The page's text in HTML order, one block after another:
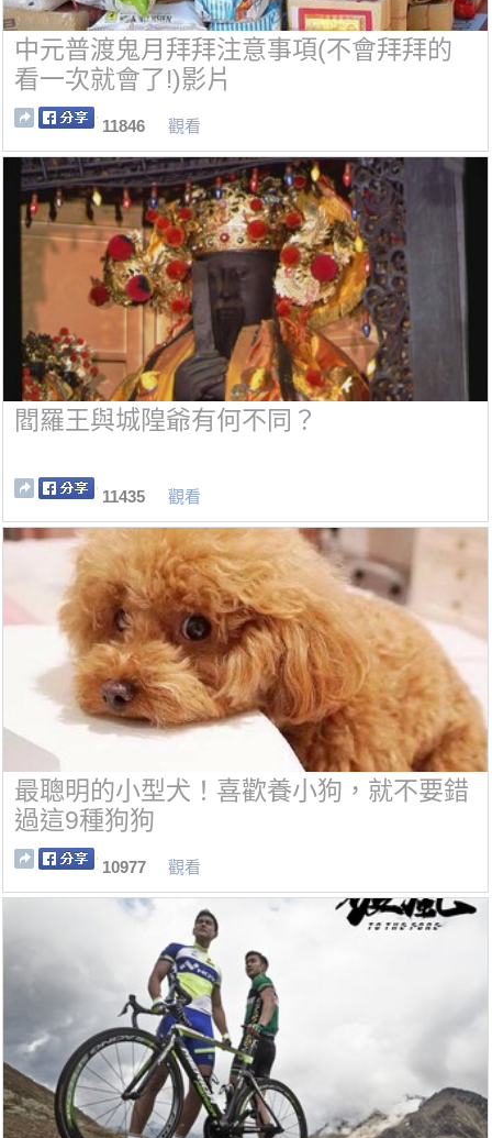
中元普渡鬼月拜拜注意事項(不會拜拜的
看一次就會了!)影片
11846 觀看
閻羅王與城隍爺有何不同？
11435 觀看
最聰明的小型犬！喜歡養小狗，就不要錯
過這9種狗狗
10977 觀看